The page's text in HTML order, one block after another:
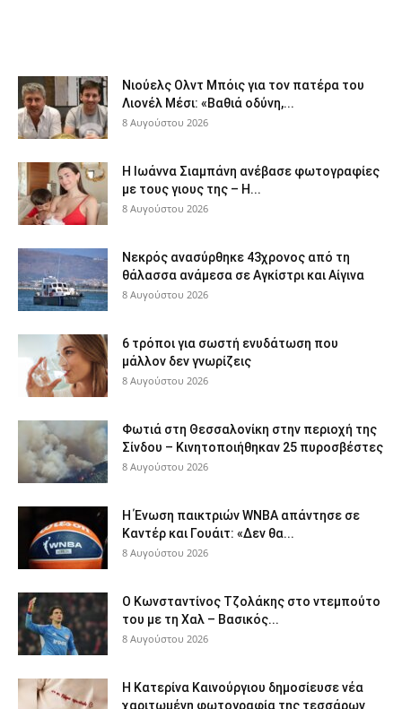
Νιούελς Ολντ Μπόις για τον πατέρα του
Λιονέλ Μέσι: «Βαθιά οδύνη,...
8 Αυγούστου 2026
H Ιωάννα Σιαμπάνη ανέβασε φωτογραφίες
με τους γιους της – Η...
8 Αυγούστου 2026
Νεκρός ανασύρθηκε 43χρονος από τη
θάλασσα ανάμεσα σε Αγκίστρι και Αίγινα
8 Αυγούστου 2026
6 τρόποι για σωστή ενυδάτωση που
μάλλον δεν γνωρίζεις
8 Αυγούστου 2026
Φωτιά στη Θεσσαλονίκη στην περιοχή της
Σίνδου – Κινητοποιήθηκαν 25 πυροσβέστες
8 Αυγούστου 2026
Η Ένωση παικτριών WNBA απάντησε σε
Καντέρ και Γουάιτ: «Δεν θα...
8 Αυγούστου 2026
Ο Κωνσταντίνος Τζολάκης στο ντεμπούτο
του με τη Χαλ – Βασικός...
8 Αυγούστου 2026
Η Κατερίνα Καινούργιου δημοσίευσε νέα
χαριτωμένη φωτογραφία της τεσσάρων